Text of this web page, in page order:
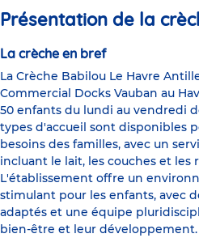
Présentation de la
La crèche en bref
La Crèche Babilou Le Havre
Commercial Docks Vauban au
50 enfants du lundi au vendredi
types d'accueil sont disponibles
besoins des familles, avec un
incluant le lait, les couches et les
L'établissement offre un
stimulant pour les enfants, avec
adaptés et une équipe
bien-être et leur développement.